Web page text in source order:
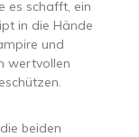
es schafft, ein
in die Hände
und
wertvollen
beiden